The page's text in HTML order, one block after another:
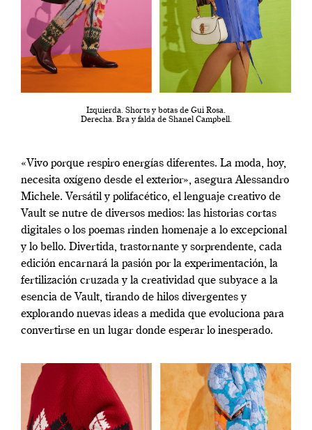
Izquierda. Shorts y botas de Gui Rosa.
Derecha. Bra y falda de Shanel Campbell.
«Vivo porque respiro energías diferentes. La moda, hoy,
necesita oxígeno desde el exterior», asegura Alessandro
Michele. Versátil y polifacético, el lenguaje creativo de
Vault se nutre de diversos medios: las historias cortas
digitales o los poemas rinden homenaje a lo excepcional
y lo bello. Divertida, trastornante y sorprendente, cada
edición encarnará la pasión por la experimentación, la
fertilización cruzada y la creatividad que subyace a la
esencia de Vault, tirando de hilos divergentes y
explorando nuevas ideas a medida que evoluciona para
convertirse en un lugar donde esperar lo inesperado.